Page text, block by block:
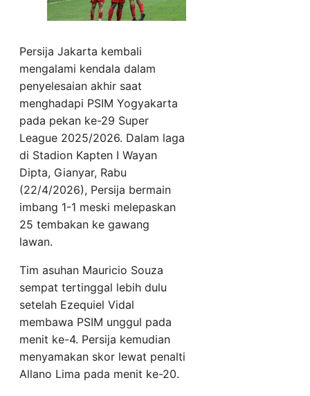
Persija Jakarta kembali
mengalami kendala dalam
penyelesaian akhir saat
menghadapi PSIM Yogyakarta
pada pekan ke-29 Super
League 2025/2026. Dalam laga
di Stadion Kapten I Wayan
Dipta, Gianyar, Rabu
(22/4/2026), Persija bermain
imbang 1-1 meski melepaskan
25 tembakan ke gawang
lawan.
Tim asuhan Mauricio Souza
sempat tertinggal lebih dulu
setelah Ezequiel Vidal
membawa PSIM unggul pada
menit ke-4. Persija kemudian
menyamakan skor lewat penalti
Allano Lima pada menit ke-20.